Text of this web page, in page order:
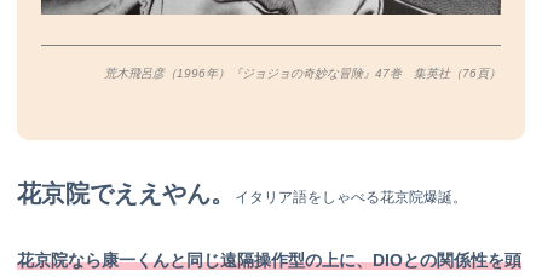
荒木飛呂彦（1996年）『ジョジョの奇妙な冒険』47巻 集英社（76頁）
花京院でええやん。 イタリア語をしゃべる花京院爆誕。
花京院なら康一くんと同じ遠隔操作型の上に、DIOとの関係性を頭